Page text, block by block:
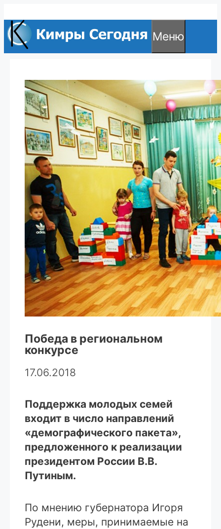
к
содержимому
Меню
Победа в региональном
конкурсе
17.06.2018
Поддержка молодых семей
входит в число направлений
«демографического пакета»,
предложенного к реализации
президентом России В.В.
Путиным.
По мнению губернатора Игоря
Рудени, меры, принимаемые на